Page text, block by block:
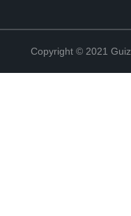
Copyright © 2021